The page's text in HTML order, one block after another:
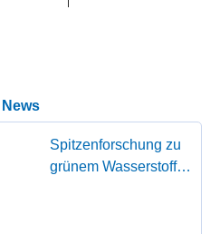
Spitzenforschung zu
grünem Wasserstoff